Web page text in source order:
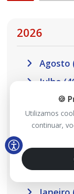
2026
Agosto
Julho
Junho
Maio
Março
🍪
Utilizamos
continuar,